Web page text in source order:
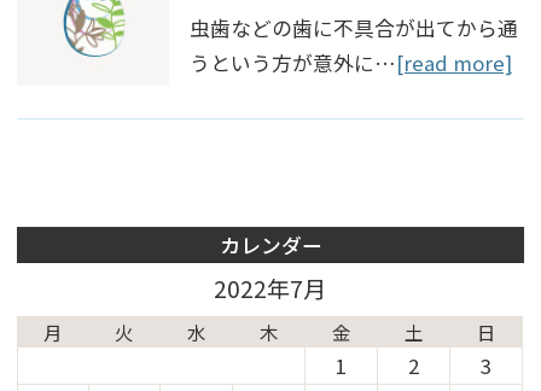
虫歯などの歯に不具合が出てから通
うという方が意外に…[read more]
カレンダー
2022年7月
月 火 水 木 金 土 日
1 2
3